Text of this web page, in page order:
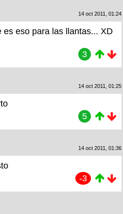
14 oct 2011, 01:24
es eso para las llantas... XD
3
14 oct 2011, 01:25
5
14 oct 2011, 01:36
-3